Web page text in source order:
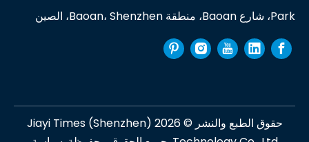
Park، شارع Baoan، منطقة Baoan، Shenzhen، الصين
حقوق الطبع والنشر ©2026
Jiayi Times (Shenzhen)